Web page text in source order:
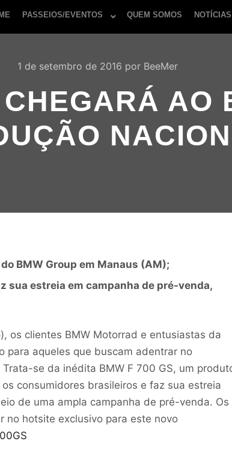
PASSEIOS/EVENTOS QUEM SOMOS NOTÍCIAS
1 de setembro de 2016 por BeeMer
AO
BMW Group em Manaus (AM);
sua estreia em campanha de pré-venda,
os clientes BMW Motorrad e entusiastas da
para aqueles que buscam adentrar no
se da inédita BMW F 700 GS, um
consumidores brasileiros e faz sua estreia
de uma ampla campanha de pré-venda. Os
no hotsite exclusivo para este novo